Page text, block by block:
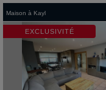
Maison à Kayl
EXCLUSIVITÉ